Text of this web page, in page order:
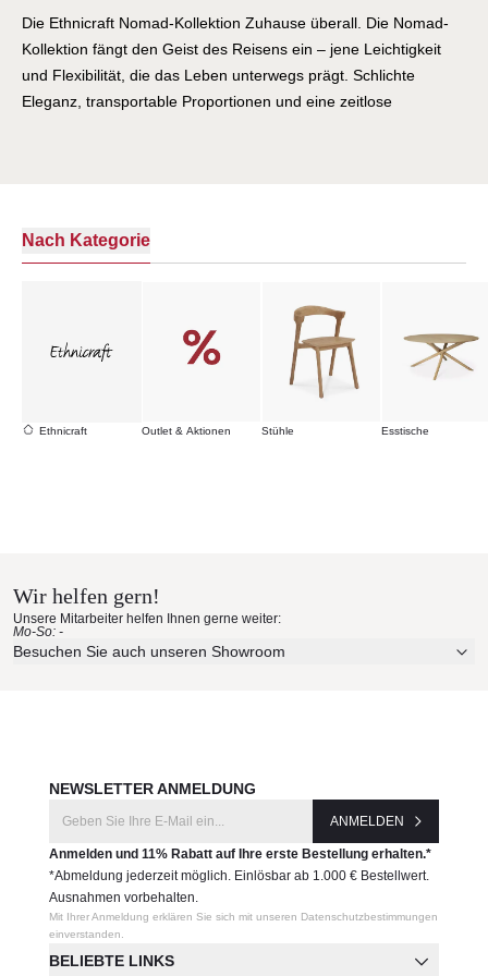
Die Ethnicraft Nomad-Kollektion Zuhause überall. Die Nomad-
Kollektion fängt den Geist des Reisens ein – jene Leichtigkeit
und Flexibilität, die das Leben unterwegs prägt. Schlichte
Eleganz, transportable Proportionen und eine zeitlose
Veränderung lieben, ohne auf Beständigkeit zu verzichten.
Nach Kategorie
Ethnicraft Outlet & Aktionen Stühle Esstische
Wir helfen gern!
Unsere Mitarbeiter helfen Ihnen gerne weiter:
Mo-So: -
Besuchen Sie auch unseren Showroom
BELIEBTE LINKS
NEWSLETTER ANMELDUNG
ANMELDEN
Anmelden und 11% Rabatt auf Ihre erste Bestellung erhalten.*
*Abmeldung jederzeit möglich. Einlösbar ab 1.000 € Bestellwert.
Ausnahmen vorbehalten.
Mit Ihrer Anmeldung erklären Sie sich mit unseren Datenschutzbestimmungen
einverstanden.